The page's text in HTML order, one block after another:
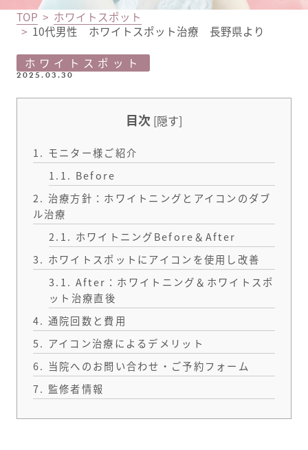
TOP
ホワイトスポット
10代男性 ホワイトスポット治療 長野県より
ホワイトスポット
2025.03.30
目次 [隠す]
1. モニター様ご紹介
1.1. Before
2. 治療方針：ホワイトニングとアイコンのダブ
ル治療
2.1. ホワイトニングBefore＆After
3. ホワイトスポットにアイコンを使用し改善
3.1. After：ホワイトニング＆ホワイトスポ
ット治療直後
4. 通院回数と費用
5. アイコン治療によるデメリット
6. 当院へのお問い合わせ・ご予約フォーム
7. 監修者情報